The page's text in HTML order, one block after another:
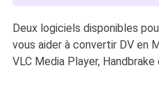
Deux logiciels disponibles
vous aider à convertir DV en
VLC Media Player,